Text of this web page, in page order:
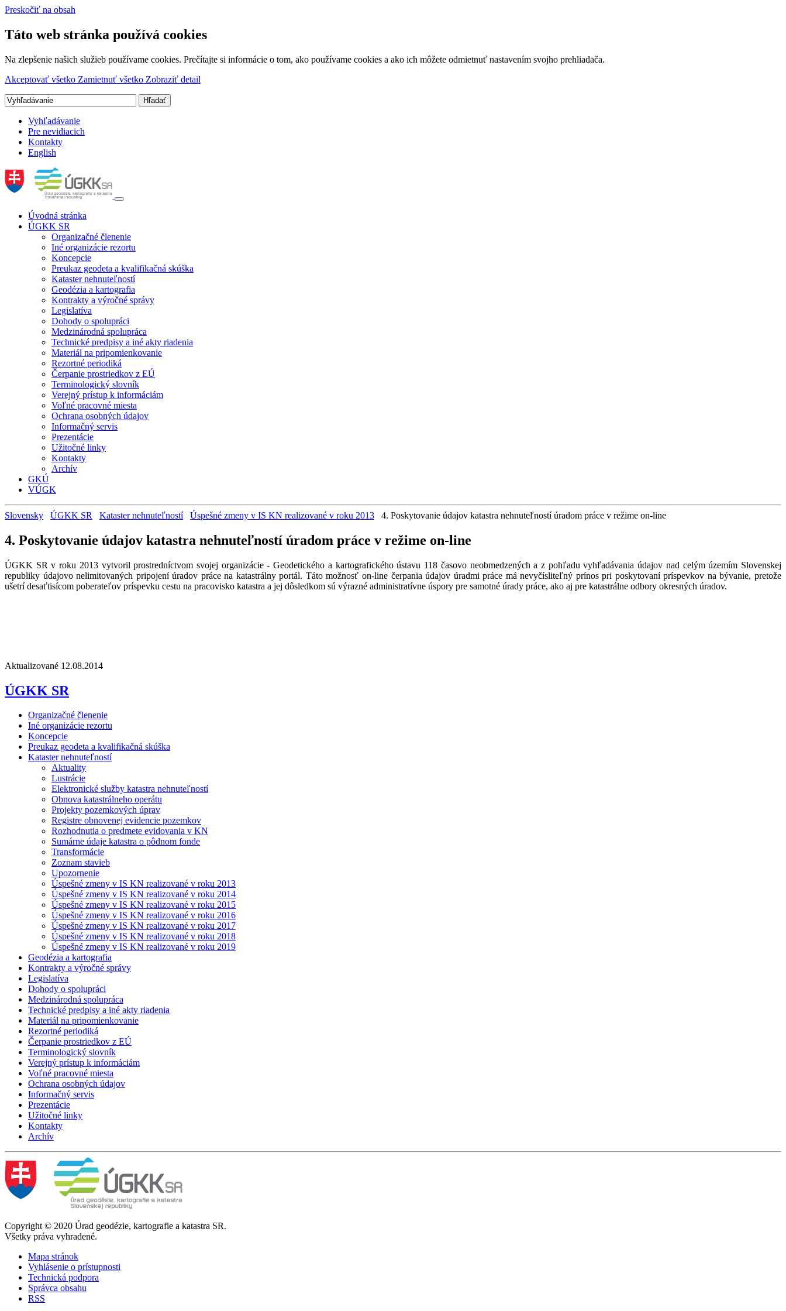
Preskočiť na obsah
Táto web stránka používá cookies
Na zlepšenie našich služieb používame cookies. Prečítajte si informácie o tom, ako používame cookies a ako ich môžete odmietnuť nastavením svojho prehliadača.
Akceptovať všetko Zamietnuť všetko Zobraziť detail
Vyhľadávanie
Pre nevidiacich
Kontakty
English
Úvodná stránka
ÚGKK SR
Organizačné členenie
Iné organizácie rezortu
Koncepcie
Preukaz geodeta a kvalifikačná skúška
Kataster nehnuteľností
Geodézia a kartografia
Kontrakty a výročné správy
Legislatíva
Dohody o spolupráci
Medzinárodná spolupráca
Technické predpisy a iné akty riadenia
Materiál na pripomienkovanie
Rezortné periodiká
Čerpanie prostriedkov z EÚ
Terminologický slovník
Verejný prístup k informáciám
Voľné pracovné miesta
Ochrana osobných údajov
Informačný servis
Prezentácie
Užitočné linky
Kontakty
Archív
GKÚ
VÚGK
Slovensky ÚGKK SR Kataster nehnuteľností Úspešné zmeny v IS KN realizované v roku 2013 4. Poskytovanie údajov katastra nehnuteľností úradom práce v režime on-line
4. Poskytovanie údajov katastra nehnuteľností úradom práce v režime on-line
ÚGKK SR v roku 2013 vytvoril prostredníctvom svojej organizácie - Geodetického a kartografického ústavu 118 časovo neobmedzených a z pohľadu vyhľadávania údajov nad celým územím Slovenskej
republiky údajovo nelimitovaných pripojení úradov práce na katastrálny portál. Táto možnosť on-line čerpania údajov úradmi práce má nevyčísliteľný prínos pri poskytovaní príspevkov na bývanie, pretože
ušetrí desaťtisícom poberateľov príspevku cestu na pracovisko katastra a jej dôsledkom sú výrazné administratívne úspory pre samotné úrady práce, ako aj pre katastrálne odbory okresných úradov.
Aktualizované 12.08.2014
ÚGKK SR
Organizačné členenie
Iné organizácie rezortu
Koncepcie
Preukaz geodeta a kvalifikačná skúška
Kataster nehnuteľností
Aktuality
Lustrácie
Elektronické služby katastra nehnuteľností
Obnova katastrálneho operátu
Projekty pozemkových úprav
Registre obnovenej evidencie pozemkov
Rozhodnutia o predmete evidovania v KN
Sumárne údaje katastra o pôdnom fonde
Transformácie
Zoznam stavieb
Upozornenie
Úspešné zmeny v IS KN realizované v roku 2013
Úspešné zmeny v IS KN realizované v roku 2014
Úspešné zmeny v IS KN realizované v roku 2015
Úspešné zmeny v IS KN realizované v roku 2016
Úspešné zmeny v IS KN realizované v roku 2017
Úspešné zmeny v IS KN realizované v roku 2018
Úspešné zmeny v IS KN realizované v roku 2019
Geodézia a kartografia
Kontrakty a výročné správy
Legislatíva
Dohody o spolupráci
Medzinárodná spolupráca
Technické predpisy a iné akty riadenia
Materiál na pripomienkovanie
Rezortné periodiká
Čerpanie prostriedkov z EÚ
Terminologický slovník
Verejný prístup k informáciám
Voľné pracovné miesta
Ochrana osobných údajov
Informačný servis
Prezentácie
Užitočné linky
Kontakty
Archív
Copyright © 2020 Úrad geodézie, kartografie a katastra SR.
Všetky práva vyhradené.
Mapa stránok
Vyhlásenie o prístupnosti
Technická podpora
Správca obsahu
RSS